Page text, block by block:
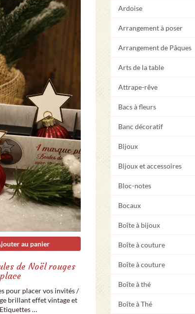
au panier
de Noël rouges
pour placer vos invités /
brillant effet vintage et
…
Ardoise
Arrangement à poser
Arrangement de Pâques
Arts de la table
Attrape-rêve
Bacs à fleurs
Banc décoratif
Bijoux
Bijoux et accessoires
Bloc-notes
Bocaux
Boîte à bijoux
Boîte à couture
Boîte à couture
Boîte à thé
Boîte à Thé